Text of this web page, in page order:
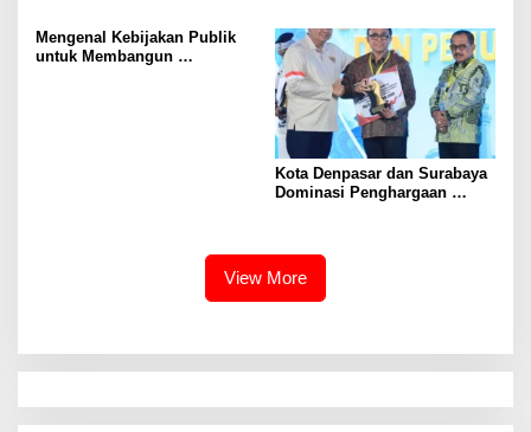
Mengenal Kebijakan Publik
untuk Membangun
Kota Denpasar dan Surabaya
Dominasi Penghargaan
View More